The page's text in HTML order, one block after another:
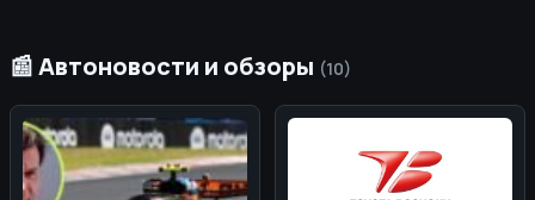
📰 Автоновости и обзоры (10)